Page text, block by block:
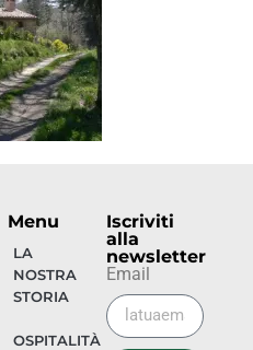
Menu
LA
NOSTRA
STORIA
OSPITALITÀ
Iscriviti
alla
newsletter
Email